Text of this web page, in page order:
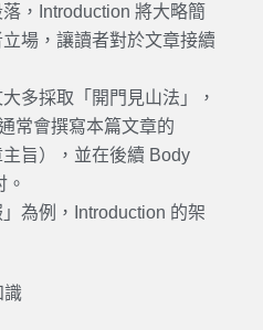
，Introduction 將大略簡
場，讓讀者對於文章接續
多採取「開門見山法」，
常會撰寫本篇文章的
旨），並在後續 Body
。
為例，Introduction 的架
識